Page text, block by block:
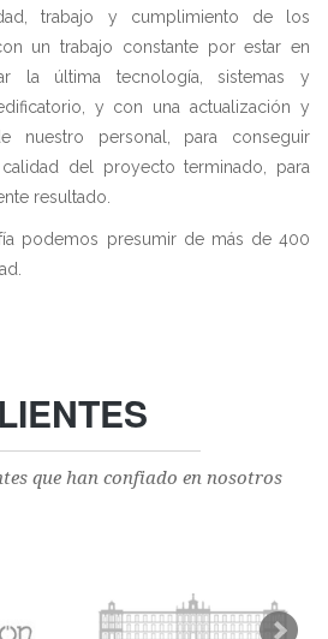
trabajo y cumplimiento de los
un trabajo constante por estar en
la última tecnología, sistemas y
y con una actualización y
nuestro personal, para conseguir
del proyecto terminado, para
resultado.
podemos presumir de más de 400
que han confiado en nosotros